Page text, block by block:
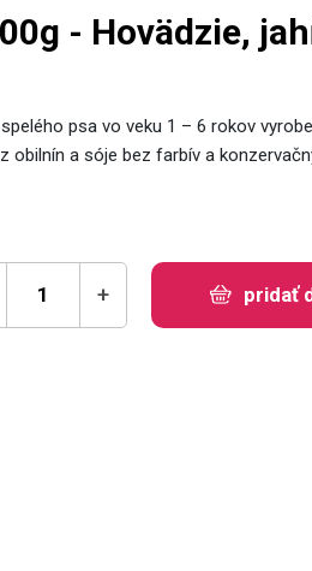
- Hovädzie,
psa vo veku 1 – 6 rokov
obilnín a sóje bez farbív a
+ pridať